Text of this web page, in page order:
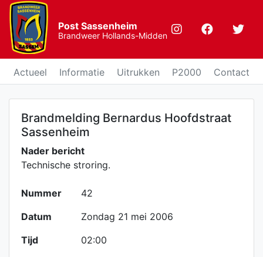
Post Sassenheim
Brandweer Hollands-Midden
Actueel Informatie Uitrukken P2000 Contact
Brandmelding Bernardus Hoofdstraat
Sassenheim
Nader bericht
Technische stroring.
Nummer
42
Datum
Zondag 21 mei 2006
Tijd
02:00